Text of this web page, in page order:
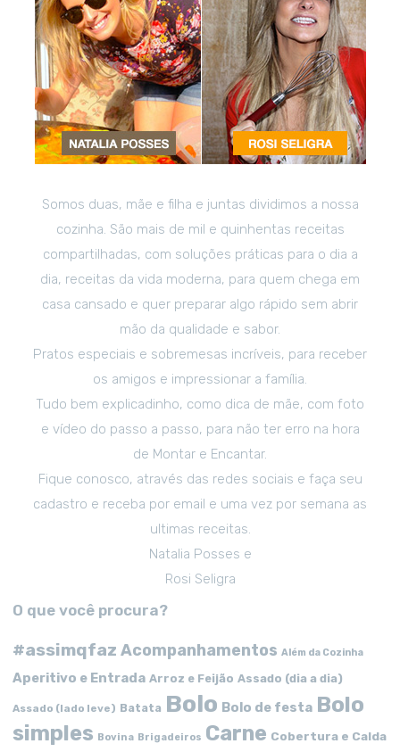
Somos duas, mãe e filha e juntas dividimos a nossa
cozinha. São mais de mil e quinhentas receitas
compartilhadas, com soluções práticas para o dia a
dia, receitas da vida moderna, para quem chega em
casa cansado e quer preparar algo rápido sem abrir
mão da qualidade e sabor.
Pratos especiais e sobremesas incríveis, para receber
os amigos e impressionar a família.
Tudo bem explicadinho, como dica de mãe, com foto
e vídeo do passo a passo, para não ter erro na hora
de Montar e Encantar.
Fique conosco, através das redes sociais e faça seu
cadastro e receba por email e uma vez por semana as
ultimas receitas.
Natalia Posses e
Rosi Seligra
O que você procura?
#assimqfaz Acompanhamentos Além da Cozinha
Aperitivo e Entrada Arroz e Feijão Assado (dia a dia)
Assado (lado leve) Batata Bolo Bolo de festa Bolo
simples Bovina Brigadeiros Carne Cobertura e Calda